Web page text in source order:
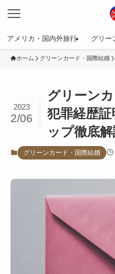
アメリカ・国内外旅行 グリー
ホーム グリーンカード・国際結婚
グリーン
犯罪経歴
ップ徹底
2023
2/06
グリーンカード・国際結婚